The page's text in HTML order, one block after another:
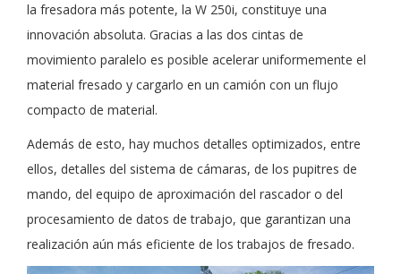
la fresadora más potente, la W 250i, constituye una
innovación absoluta. Gracias a las dos cintas de
movimiento paralelo es posible acelerar uniformemente el
material fresado y cargarlo en un camión con un flujo
compacto de material.
Además de esto, hay muchos detalles optimizados, entre
ellos, detalles del sistema de cámaras, de los pupitres de
mando, del equipo de aproximación del rascador o del
procesamiento de datos de trabajo, que garantizan una
realización aún más eficiente de los trabajos de fresado.